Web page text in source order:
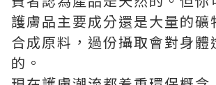
護膚品主要成分還是大量的礦
合成原料，過份攝取會對身體
的。